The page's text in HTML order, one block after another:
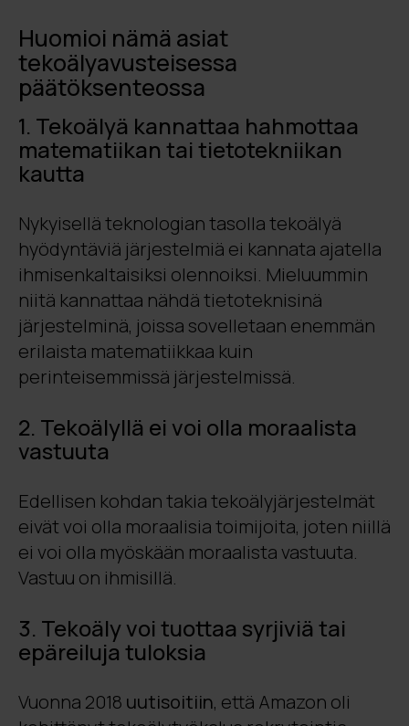
Huomioi nämä asiat
tekoälyavusteisessa
päätöksenteossa
1. Tekoälyä kannattaa hahmottaa
matematiikan tai tietotekniikan
kautta
Nykyisellä teknologian tasolla tekoälyä
hyödyntäviä järjestelmiä ei kannata ajatella
ihmisenkaltaisiksi olennoiksi. Mieluummin
niitä kannattaa nähdä tietoteknisinä
järjestelminä, joissa sovelletaan enemmän
erilaista matematiikkaa kuin
perinteisemmissä järjestelmissä.
2. Tekoälyllä ei voi olla moraalista
vastuuta
Edellisen kohdan takia tekoälyjärjestelmät
eivät voi olla moraalisia toimijoita, joten niillä
ei voi olla myöskään moraalista vastuuta.
Vastuu on ihmisillä.
3. Tekoäly voi tuottaa syrjiviä tai
epäreiluja tuloksia
Vuonna 2018 uutisoitiin, että Amazon oli